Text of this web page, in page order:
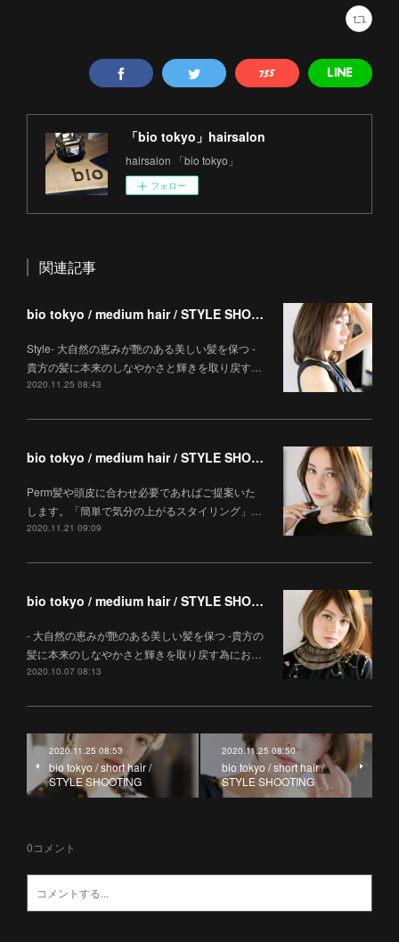
「bio tokyo」hairsalon
hairsalon 「bio tokyo」
フォロー
関連記事
bio tokyo / medium hair / STYLE SHOOTING
Style- 大自然の恵みが艶のある美しい髪を保つ -
貴方の髪に本来のしなやかさと輝きを取り戻す…
2020.11.25 08:43
bio tokyo / medium hair / STYLE SHOOTING
Perm髪や頭皮に合わせ必要であればご提案いた
します。「簡単で気分の上がるスタイリング」…
2020.11.21 09:09
bio tokyo / medium hair / STYLE SHOOTING
- 大自然の恵みが艶のある美しい髪を保つ -貴方の
髪に本来のしなやかさと輝きを取り戻す為にお…
2020.10.07 08:13
2020.11.25 08:53
bio tokyo / short hair /
STYLE SHOOTING
2020.11.25 08:50
bio tokyo / short hair /
STYLE SHOOTING
0コメント